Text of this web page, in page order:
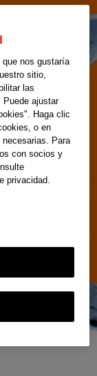
que nos gustaría
sitio,
las
ajustar
Haga clic
o en
Para
con socios y
privacidad.